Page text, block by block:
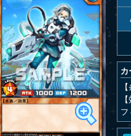
カ
フ